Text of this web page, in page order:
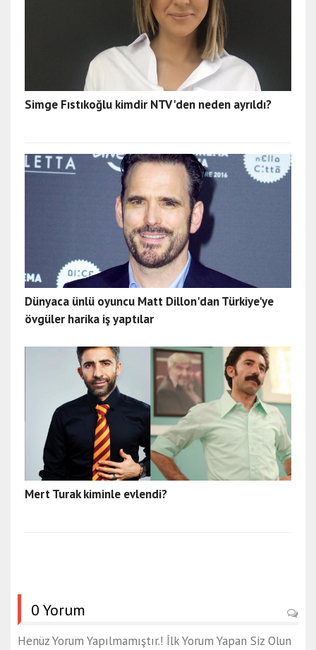
Simge Fıstıkoğlu kimdir NTV'den neden ayrıldı?
Dünyaca ünlü oyuncu Matt Dillon'dan Türkiye'ye
övgüler harika iş yaptılar
Mert Turak kiminle evlendi?
0 Yorum
Henüz Yorum Yapılmamıştır.! İlk Yorum Yapan Siz Olun